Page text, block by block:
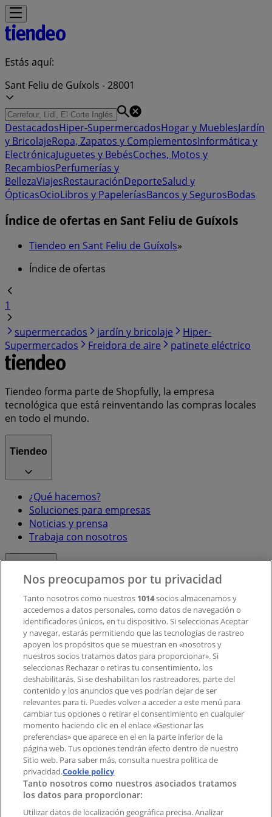
Estás aquí:
Sant Feliu de Guíxols - 28001
DestacadosHiper-SupermercadosHogar y MueblesJardín
y BricolajeRopa, Zapatos y ComplementosInformática y
ElectrónicaJuguetes y BebésCoches, Motos y
RecambiosPerfumerías y
BellezaViajesRestauraciónDeporteSalud y
ÓpticasOcioLibros y PapeleríasBancos y SegurosBodas
Índice de ofertas en Sant Feliu de Guíxols
Tiendeo en Sant Feliu de Guíxols»
Índice de ofertas
1
supermercados
jardín y bricolaje
Hiper-
Supermercados
Freidora de aire patinete eléctrico
Tiendeo forma parte de Shopfully, la empresa
tecnológica que está reinventando las compras locales
en todo el mundo.
Tiendeo
¿Qué hacemos?
Soluciones para empresas
Noticias y prensa
Trabaja con nosotros
Contacto comercial y de marketing
Tienda mal colocada en el mapa
Notificar un folleto
¿Encontraste un problema en la web o en la
aplicación?
Índices
Marcas
Marcas locales
Negocios
Negocios cercanos
Productos
Productos locales
Nos preocupamos por tu privacidad
Tanto nosotros como nuestros 1014socios almacenamos y
accedemos a datos personales, como datos de navegación o
identificadores únicos, en tu dispositivo. Si seleccionas Aceptar
y navegar, estarás permitiendo que las tecnologías de rastreo
apoyen los propósitos que se muestran en «nosotros y
nuestros socios tratamos datos para proporcionar». Si
seleccionas Rechazar o retiras tu consentimiento, los
deshabilitarás. Si se deshabilitan los rastreadores, parte del
contenido y los anuncios que ves podrían dejar de ser
relevantes para ti. Puedes volver a acceder a este menú para
cambiar tus opciones o retirar el consentimiento en cualquier
momento haciendo clic en el enlace «Gestionar las
preferencias» que aparece en el en la parte inferior de la
página web. Tus opciones tendrán efecto dentro de nuestro
Sitio web. Para saber más, consulta nuestra política de
privacidad.Cookie policy
Tanto nosotros como nuestros asociados tratamos
los datos para proporcionar:
Utilizar datos de localización geográfica precisa. Analizar